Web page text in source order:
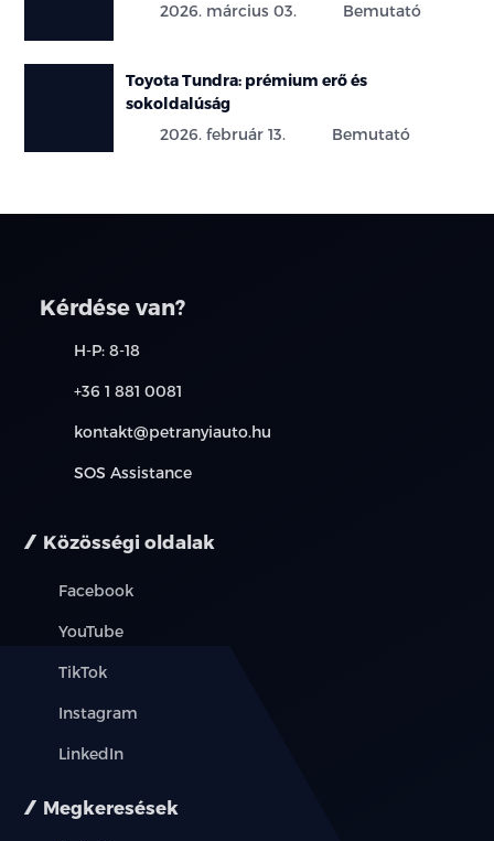
2026. március 03.
Bemutató
Toyota Tundra: prémium erő és
sokoldalúság
2026. február 13.
Bemutató
Kérdése van?
H-P: 8-18
+36 1 881 0081
kontakt@petranyiauto.hu
SOS Assistance
Közösségi oldalak
Facebook
YouTube
TikTok
Instagram
LinkedIn
Megkeresések